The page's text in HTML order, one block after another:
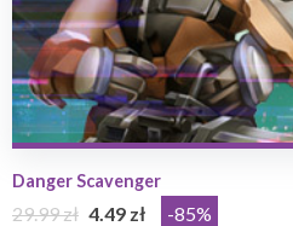
Danger Scavenger
29.99 zł 4.49 zł -85%